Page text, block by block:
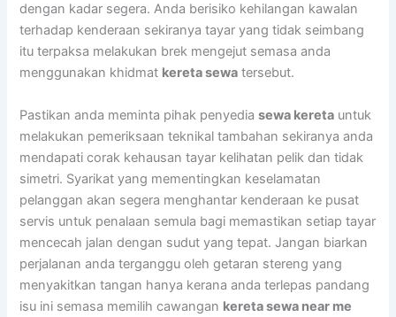
dengan kadar segera. Anda berisiko kehilangan kawalan
terhadap kenderaan sekiranya tayar yang tidak seimbang
itu terpaksa melakukan brek mengejut semasa anda
menggunakan khidmat kereta sewa tersebut.
Pastikan anda meminta pihak penyediasewa kereta untuk
melakukan pemeriksaan teknikal tambahan sekiranya anda
mendapati corak kehausan tayar kelihatan pelik dan tidak
simetri. Syarikat yang mementingkan keselamatan
pelanggan akan segera menghantar kenderaan ke pusat
servis untuk penalaan semula bagi memastikan setiap tayar
mencecah jalan dengan sudut yang tepat. Jangan biarkan
perjalanan anda terganggu oleh getaran stereng yang
menyakitkan tangan hanya kerana anda terlepas pandang
isu ini semasa memilih cawangan kereta sewa near me